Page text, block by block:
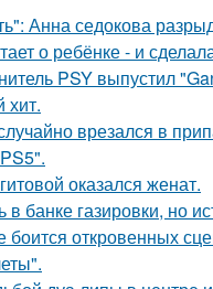
Анна седокова
о ребёнке - и
PSY выпустил
хит.
врезался в
оказался женат.
банке газировки, но
откровенных